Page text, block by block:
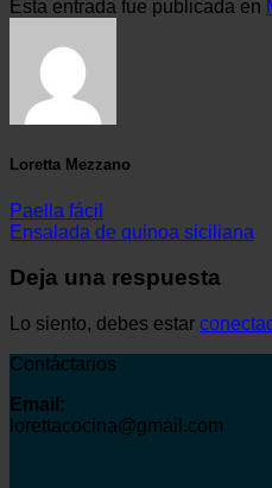
Esta entrada fue publicada en
Loretta Mezzano
Paella fácil
Ensalada de quinoa siciliana
Deja una respuesta
Lo siento, debes estar
Contáctanos
Email:
lorettacocina@gmail.com